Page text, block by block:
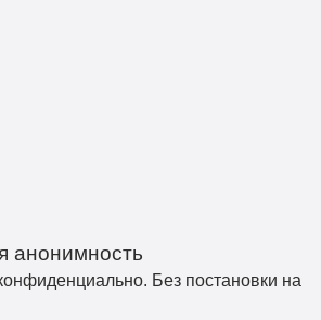
анонимность
Без постановки на